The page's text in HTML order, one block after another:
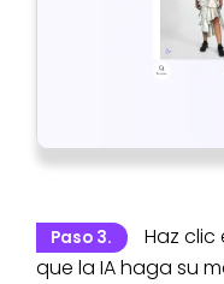
Paso 3.
Haz clic
que la IA haga su